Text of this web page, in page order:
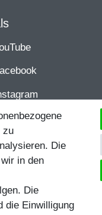
für
Variante mit dem
angezeigt.
zu
Die
in den
Die
die Einwilligung